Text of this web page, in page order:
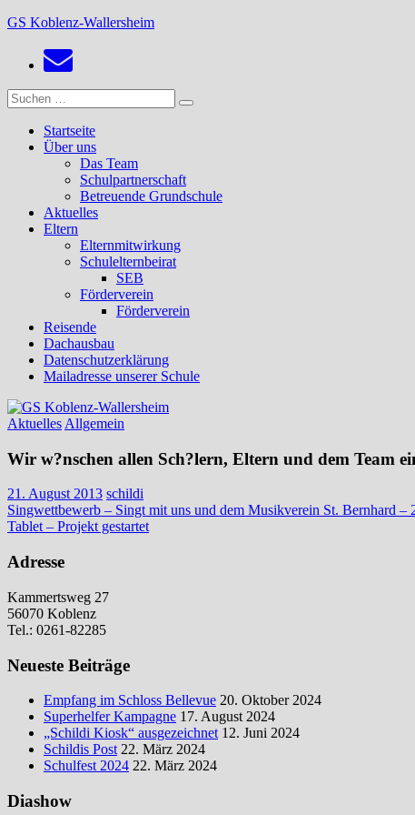
Zum
springen
GS Koblenz-Wallersheim
Suchen
nach:
Suchen
Startseite
Über uns
Das Team
Schulpartnerschaft
Betreuende Grundschule
Aktuelles
Eltern
Elternmitwirkung
Schulelternbeirat
SEB
Förderverein
Förderverein
Reisende
Dachausbau
Datenschutzerklärung
Mailadresse unserer Schule
Aktuelles Allgemein
Wir w?nschen allen Sch?lern, Eltern und dem Team
21. August 2013 schildi
Beitragsnavigation
Vorheriger
Beitrag:
Singwettbewerb – Singt mit uns und dem Musikverein St. Bernhard
Nächster
Tablet – Projekt gestartet
Adresse
Kammertsweg 27
56070 Koblenz
Tel.: 0261-82285
Neueste Beiträge
Empfang im Schloss Bellevue 20. Oktober 2024
Superhelfer Kampagne 17. August 2024
„Schildi Kiosk“ ausgezeichnet 12. Juni 2024
Schildis Post 22. März 2024
Schulfest 2024 22. März 2024
Diashow